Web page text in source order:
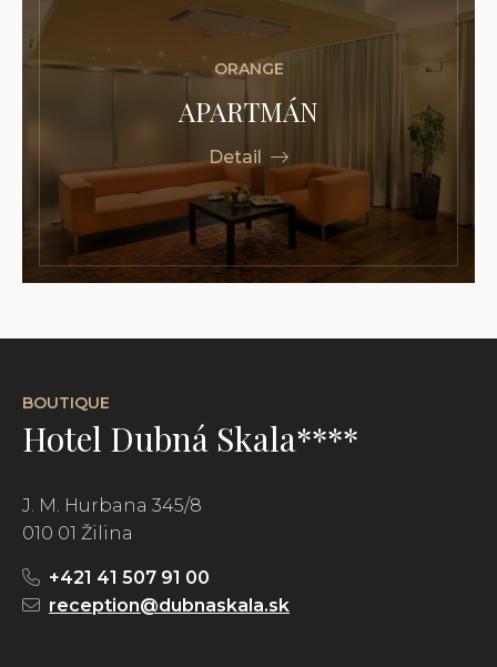
ORANGE
APARTMÁN
Detail
BOUTIQUE
Hotel Dubná Skala****
J. M. Hurbana 345/8
010 01 Žilina
+421 41 507 91 00
reception@dubnaskala.sk